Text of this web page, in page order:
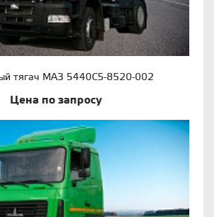
тягач МАЗ 5440С5-8520-002
Цена по запросу